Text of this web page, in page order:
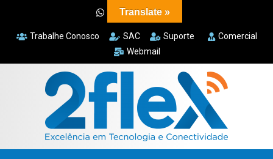
Trabalhe Conosco SAC Suporte
Comercial
Webmail
Translate »